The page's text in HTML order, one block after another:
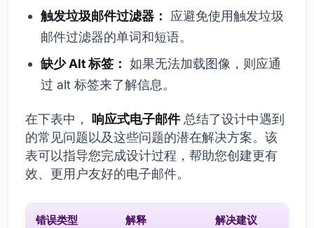
触发垃圾邮件过滤器：
应避免使用触发垃圾
邮件过滤器的单词和短语。
缺少 Alt 标签： 如果无法加载图像，则应通
过 alt 标签来了解信息。
在下表中， 响应式电子邮件总结了设计中遇到
的常见问题以及这些问题的潜在解决方案。该
表可以指导您完成设计过程，帮助您创建更有
效、更用户友好的电子邮件。
错误类型 解释 解决建议